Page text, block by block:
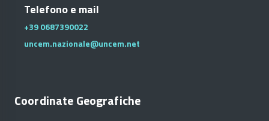
Telefono e mail
+39 0687390022
uncem.nazionale@uncem.net
Coordinate Geografiche